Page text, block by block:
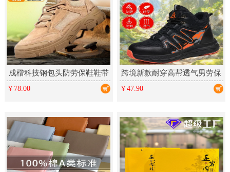
成楷科技钢包头防劳保鞋鞋带
反绒皮凯夫拉中底防刺橡胶工
￥78.00
跨境新款耐穿高帮透气男劳保
鞋防滑厨师轻便舒适防砸防刺
￥47.90